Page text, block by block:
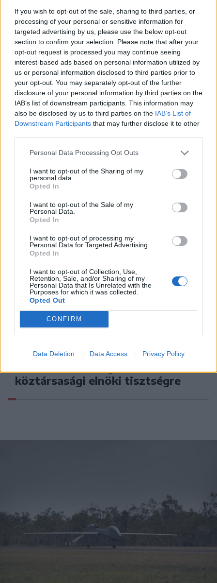
If you wish to opt-out of the sale, sharing to third parties, or
processing of your personal or sensitive information for
targeted advertising by us, please use the below opt-out
section to confirm your selection. Please note that after your
opt-out request is processed you may continue seeing
interest-based ads based on personal information utilized by
us or personal information disclosed to third parties prior to
your opt-out. You may separately opt-out of the further
disclosure of your personal information by third parties on the
IAB’s list of downstream participants. This information may
also be disclosed by us to third parties on the IAB’s List of
Downstream Participants that may further disclose it to other
Personal Data Processing Opt Outs
I want to opt-out of the Sharing of my
personal data.
Opted In
I want to opt-out of the Sale of my
Personal Data.
Opted In
I want to opt-out of processing my
Personal Data for Targeted Advertising.
Opted In
I want to opt-out of Collection, Use,
Retention, Sale, and/or Sharing of my
Personal Data that Is Unrelated with the
Purposes for which it was collected.
Opted Out
CONFIRM
Data Deletion Data Access Privacy Policy
haza Kőszegről a Godako
Nőileg
B. Máthé Zsuzsa: Az élet
„doktoriját” végeztem el az
epilepsziámmal
A rovat további cikkei
2026. augusztus 08., szombat
köztársasági elnöki tisztségre